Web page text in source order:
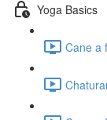
Yoga Basics
Cane a